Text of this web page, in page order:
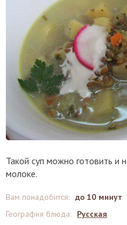
Такой суп можно готовить и
молоке.
Вам понадобится: до 10 минут
География блюда:
Русская